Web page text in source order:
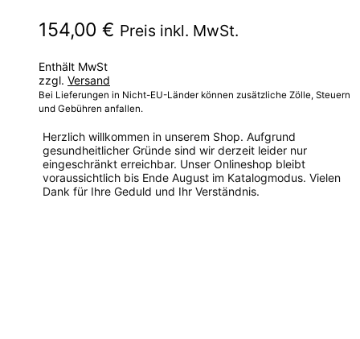
154,00 € Preis inkl. MwSt.
Enthält MwSt
zzgl. Versand
Bei Lieferungen in Nicht-EU-Länder können zusätzliche Zölle, Steuern
und Gebühren anfallen.
Herzlich willkommen in unserem Shop. Aufgrund
gesundheitlicher Gründe sind wir derzeit leider nur
eingeschränkt erreichbar. Unser Onlineshop bleibt
voraussichtlich bis Ende August im Katalogmodus. Vielen
Dank für Ihre Geduld und Ihr Verständnis.